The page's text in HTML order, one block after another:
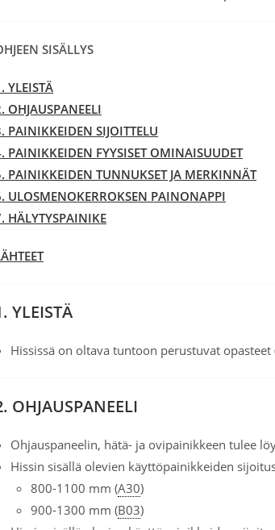
SISÄLLYS
YLEISTÄ
OHJAUSPANEELI
PAINIKKEIDEN SIJOITTELU
PAINIKKEIDEN FYYSISET OMINAISUUDET
PAINIKKEIDEN TUNNUKSET JA MERKINNÄT
ULOSMENOKERROKSEN PAINONAPPI
HÄLYTYSPAINIKE
YLEISTÄ
Hississä on oltava tuntoon perustuvat opasteet
OHJAUSPANEELI
Ohjauspaneelin, hätä- ja ovipainikkeen tulee
Hissin sisällä olevien käyttöpainikkeiden
800-1100 mm (A30)
900-1300 mm (B03)